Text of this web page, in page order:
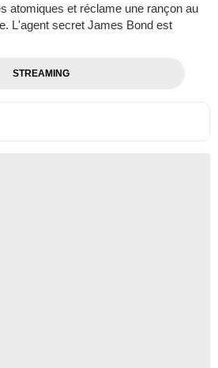
atomiques et réclame une rançon au
L'agent secret James Bond est
STREAMING